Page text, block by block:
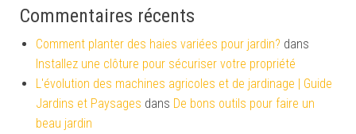
Commentaires récents
Comment planter des haies variées pour jardin? dans
Installez une clôture pour sécuriser votre propriété
L'évolution des machines agricoles et de jardinage | Guide
Jardins et Paysages dans De bons outils pour faire un
beau jardin